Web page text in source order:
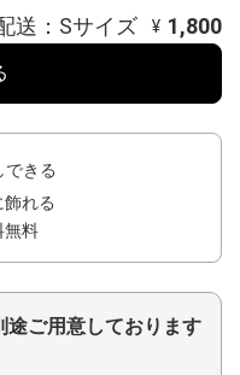
送：Sサイズ ¥ 1,800
できる
れる
無料
途ご用意しております